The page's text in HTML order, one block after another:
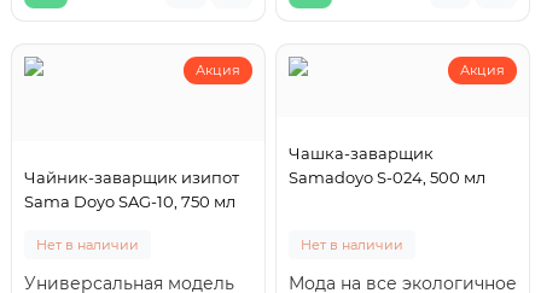
Акция
Чайник-заварщик изипот
Sama Doyo SAG-10, 750 мл
Нет в наличии
Универсальная модель
Акция
Чашка-заварщик
Samadoyo S-024, 500 мл
Нет в наличии
Мода на все экологичное